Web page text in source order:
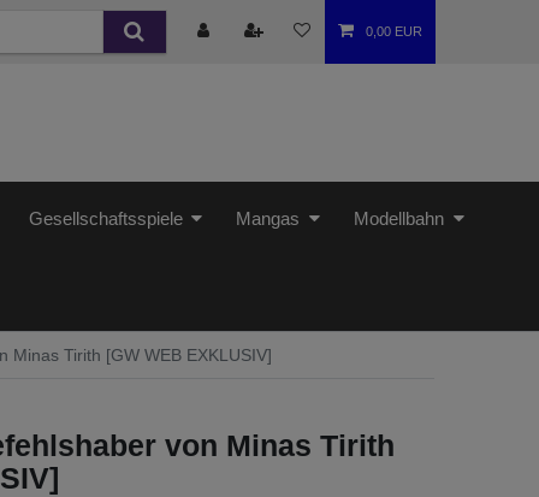
0,00 EUR
Gesellschaftsspiele Mangas Modellbahn
Minas Tirith [GW WEB EXKLUSIV]
von Minas Tirith